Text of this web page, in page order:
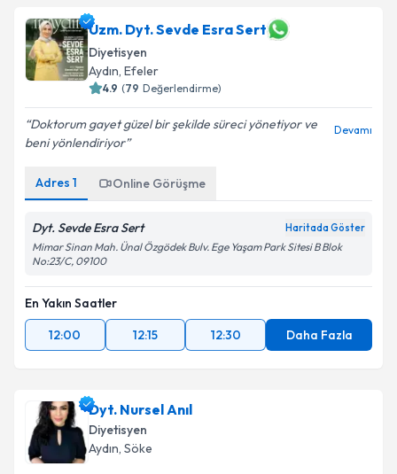
Uzm. Dyt. Sevde Esra Sert
Diyetisyen
Aydın, Efeler
4.9 (79 Değerlendirme)
Doktorum gayet güzel bir şekilde süreci yönetiyor ve
beni yönlendiriyor
Devamı
Adres 1 Online Görüşme
Dyt. Sevde Esra Sert Haritada Göster
Mimar Sinan Mah. Ünal Özgödek Bulv. Ege Yaşam Park Sitesi B Blok
No:23/C, 09100
En Yakın Saatler
12:00
12:15 12:30 Daha Fazla
Dyt. Nursel Anıl
Diyetisyen
Aydın, Söke